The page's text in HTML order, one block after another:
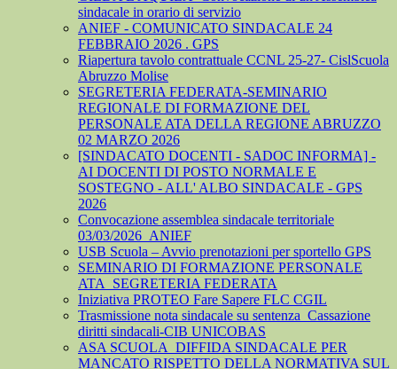
sindacale in orario di servizio
ANIEF - COMUNICATO SINDACALE 24
FEBBRAIO 2026 . GPS
Riapertura tavolo contrattuale CCNL 25-27- CislScuola
Abruzzo Molise
SEGRETERIA FEDERATA-SEMINARIO
REGIONALE DI FORMAZIONE DEL
PERSONALE ATA DELLA REGIONE ABRUZZO
02 MARZO 2026
[SINDACATO DOCENTI - SADOC INFORMA] -
AI DOCENTI DI POSTO NORMALE E
SOSTEGNO - ALL' ALBO SINDACALE - GPS
2026
Convocazione assemblea sindacale territoriale
03/03/2026_ANIEF
USB Scuola – Avvio prenotazioni per sportello GPS
SEMINARIO DI FORMAZIONE PERSONALE
ATA_SEGRETERIA FEDERATA
Iniziativa PROTEO Fare Sapere FLC CGIL
Trasmissione nota sindacale su sentenza_Cassazione
diritti sindacali-CIB UNICOBAS
ASA SCUOLA_DIFFIDA SINDACALE PER
MANCATO RISPETTO DELLA NORMATIVA SUL